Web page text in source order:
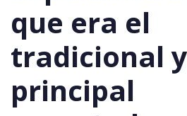
que era el
tradicional y
principal